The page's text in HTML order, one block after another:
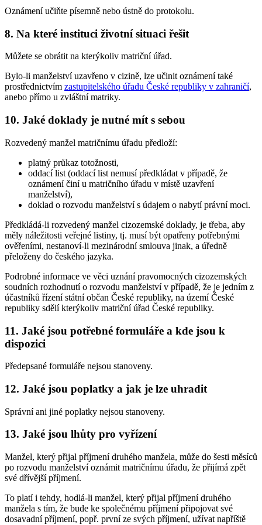
Oznámení učiňte písemně nebo ústně do protokolu.
8. Na které instituci životní situaci řešit
Můžete se obrátit na kterýkoliv matriční úřad.
Bylo-li manželství uzavřeno v cizině, lze učinit oznámení také
prostřednictvím zastupitelského úřadu České republiky v zahraničí,
anebo přímo u zvláštní matriky.
10. Jaké doklady je nutné mít s sebou
Rozvedený manžel matričnímu úřadu předloží:
platný průkaz totožnosti,
oddací list (oddací list nemusí předkládat v případě, že
oznámení činí u matričního úřadu v místě uzavření
manželství),
doklad o rozvodu manželství s údajem o nabytí právní moci.
Předkládá-li rozvedený manžel cizozemské doklady, je třeba, aby
měly náležitosti veřejné listiny, tj. musí být opatřeny potřebnými
ověřeními, nestanoví-li mezinárodní smlouva jinak, a úředně
přeloženy do českého jazyka.
Podrobné informace ve věci uznání pravomocných cizozemských
soudních rozhodnutí o rozvodu manželství v případě, že je jedním z
účastníků řízení státní občan České republiky, na území České
republiky sdělí kterýkoliv matriční úřad České republiky.
11. Jaké jsou potřebné formuláře a kde jsou k
dispozici
Předepsané formuláře nejsou stanoveny.
12. Jaké jsou poplatky a jak je lze uhradit
Správní ani jiné poplatky nejsou stanoveny.
13. Jaké jsou lhůty pro vyřízení
Manžel, který přijal příjmení druhého manžela, může do šesti měsíců
po rozvodu manželství oznámit matričnímu úřadu, že přijímá zpět
své dřívější příjmení.
To platí i tehdy, hodlá-li manžel, který přijal příjmení druhého
manžela s tím, že bude ke společnému příjmení připojovat své
dosavadní příjmení, popř. první ze svých příjmení, užívat napříště